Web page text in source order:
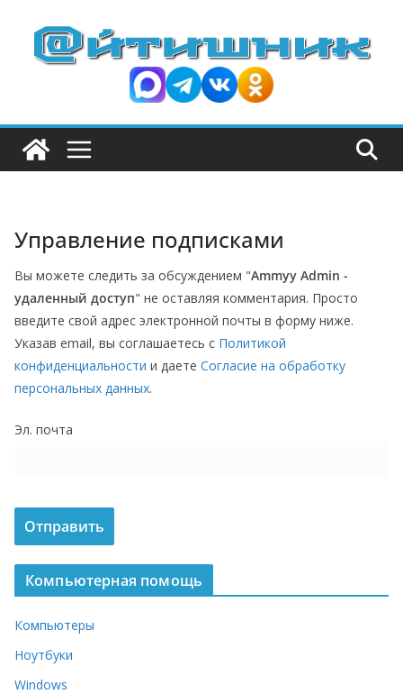
Управление подписками
Вы можете следить за обсуждением "Ammyy Admin -
удаленный доступ" не оставляя комментария. Просто
введите свой адрес электронной почты в форму ниже.
Указав email, вы соглашаетесь с Политикой
конфиденциальности и даете Согласие на обработку
персональных данных.
Эл. почта
Компьютерная помощь
Компьютеры
Ноутбуки
Windows